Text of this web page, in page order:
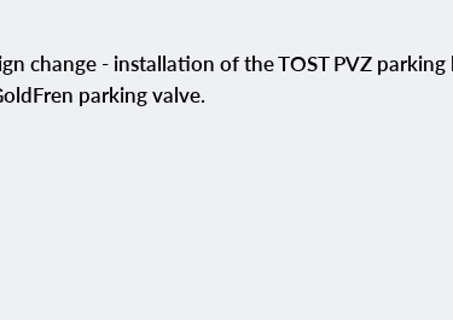
change - installation of the TOST PVZ
parking valve.